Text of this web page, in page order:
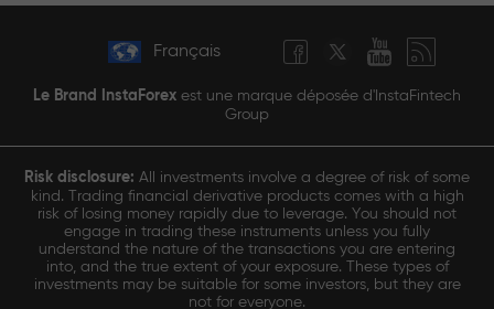
Français
Le Brand InstaForex est une marque déposée d'InstaFintech
Group
Risk disclosure: All investments involve a degree of risk of some
kind. Trading financial derivative products comes with a high
risk of losing money rapidly due to leverage. You should not
engage in trading these instruments unless you fully
understand the nature of the transactions you are entering
into, and the true extent of your exposure. These types of
investments may be suitable for some investors, but they are
not for everyone.